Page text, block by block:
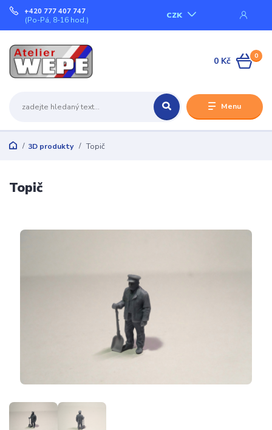
Menu
CZK
+420 777 407 747
(Po-Pá, 8-16 hod.)
0
0 Kč
3D produkty Topič
Topič